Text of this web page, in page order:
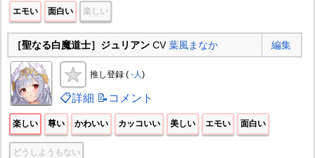
エモい 面白い 楽しい
［聖なる白魔道士］ジュリアンCV葉風まなか 編集
推し登録 ( -人)
📋詳細 📝コメント
楽しい 尊い かわいい カッコいい 美しい エモい 面白い
どうしようもない